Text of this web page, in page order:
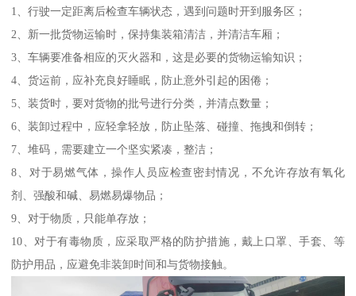
1、行驶一定距离后检查车辆状态，遇到问题时开到服务区；
2、新一批货物运输时，保持集装箱清洁，并清洁车厢；
3、车辆要准备相应的灭火器和，这是必要的货物运输知识；
4、货运前，应补充良好睡眠，防止意外引起的困倦；
5、装货时，要对货物的批号进行分类，并清点数量；
6、装卸过程中，应轻拿轻放，防止坠落、碰撞、拖拽和倒转；
7、堆码，需要建立一个坚实紧凑，整洁；
8、对于易燃气体，操作人员应检查密封情况，不允许存放有氧化
剂、强酸和碱、易燃易爆物品；
9、对于物质，只能单存放；
10、对于有毒物质，应采取严格的防护措施，戴上口罩、手套、等
防护用品，应避免非装卸时间和与货物接触。